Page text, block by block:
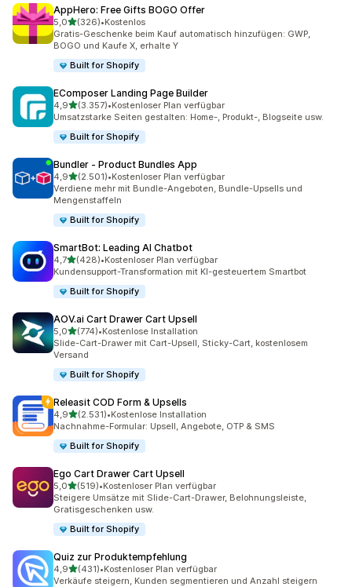
AppHero: Free Gifts BOGO Offer
5,0von 5 Sternen
(326)
326 Rezensionen insgesamt
•Kostenlos
Gratis-Geschenke beim Kauf automatisch hinzufügen: GWP,
BOGO und Kaufe X, erhalte Y
Built for Shopify
EComposer Landing Page Builder
4,9von 5 Sternen
(3.357)
3357 Rezensionen insgesamt
•Kostenloser Plan verfügbar
Umsatzstarke Seiten gestalten: Home-, Produkt-, Blogseite usw.
Built for Shopify
Bundler ‑ Product Bundles App
4,9von 5 Sternen
(2.501)
2501 Rezensionen insgesamt
•Kostenloser Plan verfügbar
Verdiene mehr mit Bundle-Angeboten, Bundle-Upsells und
Mengenstaffeln
Built for Shopify
SmartBot: Leading AI Chatbot
4,7von 5 Sternen
(428)
428 Rezensionen insgesamt
•Kostenloser Plan verfügbar
Kundensupport-Transformation mit KI-gesteuertem Smartbot
Built for Shopify
AOV.ai Cart Drawer Cart Upsell
5,0von 5 Sternen
(774)
774 Rezensionen insgesamt
•Kostenlose Installation
Slide-Cart-Drawer mit Cart-Upsell, Sticky-Cart, kostenlosem
Versand
Built for Shopify
Releasit COD Form & Upsells
4,9von 5 Sternen
(2.531)
2531 Rezensionen insgesamt
•Kostenlose Installation
Nachnahme-Formular: Upsell, Angebote, OTP & SMS
Built for Shopify
Ego Cart Drawer Cart Upsell
5,0von 5 Sternen
(519)
519 Rezensionen insgesamt
•Kostenloser Plan verfügbar
Steigere Umsätze mit Slide-Cart-Drawer, Belohnungsleiste,
Gratisgeschenken usw.
Built for Shopify
Quiz zur Produktempfehlung
4,9von 5 Sternen
(431)
431 Rezensionen insgesamt
•Kostenloser Plan verfügbar
Verkäufe steigern, Kunden segmentieren und Anzahl steigern